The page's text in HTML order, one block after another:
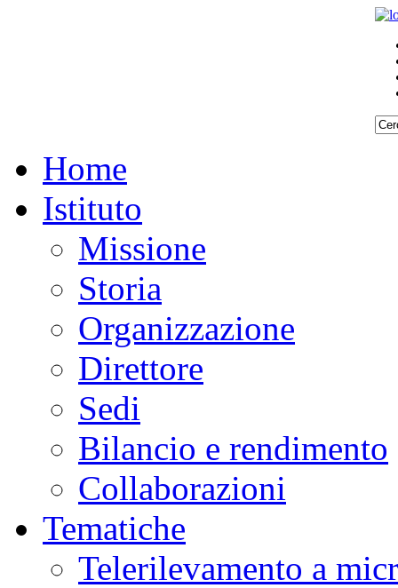
Home
Istituto
Missione
Storia
Organizzazione
Direttore
Sedi
Bilancio e rendimento
Collaborazioni
Tematiche
Telerilevamento a